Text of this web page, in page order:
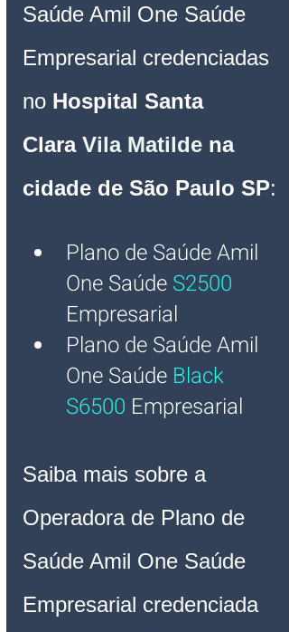
Saúde Amil One Saúde
Empresarial credenciadas
no Hospital Santa
Clara Vila Matilde na
cidade de São Paulo SP:
Plano de Saúde Amil
One Saúde S2500
Empresarial
Plano de Saúde Amil
One Saúde Black
S6500 Empresarial
Saiba mais sobre a
Operadora de Plano de
Saúde Amil One Saúde
Empresarial credenciada